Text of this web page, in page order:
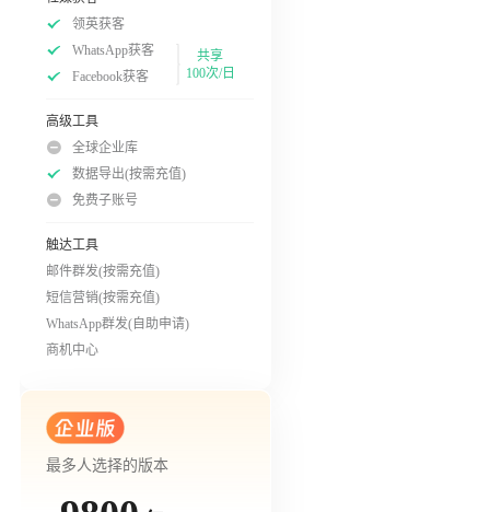
领英获客
WhatsApp获客
Facebook获客
共享
100次/日
高级工具
全球企业库
数据导出(按需充值)
免费子账号
触达工具
邮件群发(按需充值)
短信营销(按需充值)
WhatsApp群发(自助申请)
商机中心
最多人选择的版本